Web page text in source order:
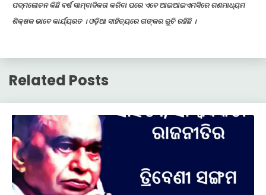
ପଦ୍ମଲୋଚନ କିଛି ବର୍ଷ ସାମ୍ବାଦିକତା କରିବା ପରେ ଏବେ ଆଇଆଇଏମସିରେ ଗଣମାଧ୍ୟମ
ଶିକ୍ଷକ ଭାବେ କାର୍ଯ୍ୟରତ । ଓଡ଼ିଆ ସାହିତ୍ୟରେ ତାଙ୍କର ରୁଚି ରହିଛି ।
Related Posts